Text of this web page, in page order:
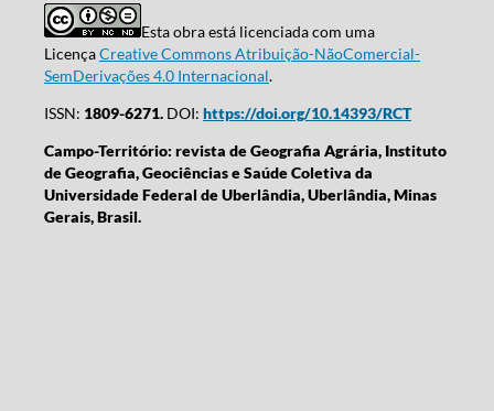
Esta obra está licenciada com uma
LicençaCreative Commons Atribuição-NãoComercial-
SemDerivações 4.0 Internacional.
ISSN: 1809-6271.DOI: https://doi.org/10.14393/RCT
Campo-Território: revista de Geografia Agrária, Instituto
de Geografia, Geociências e Saúde Coletiva da
Universidade Federal de Uberlândia, Uberlândia, Minas
Gerais, Brasil.